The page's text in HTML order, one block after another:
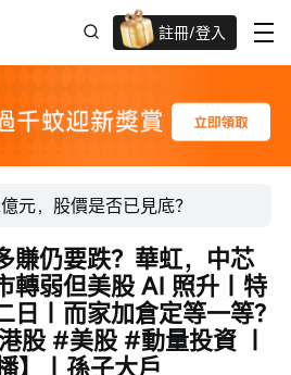
註冊/登入
迎新驚喜賞 股票/BTC等任你揀!
元，股價是否已見底？
賺仍要跌？華虹，中芯
轉弱但美股 AI 照升｜特
日｜而家加倉定等一等?
股 #美股 #動量投資 ｜
】｜孫子大戶